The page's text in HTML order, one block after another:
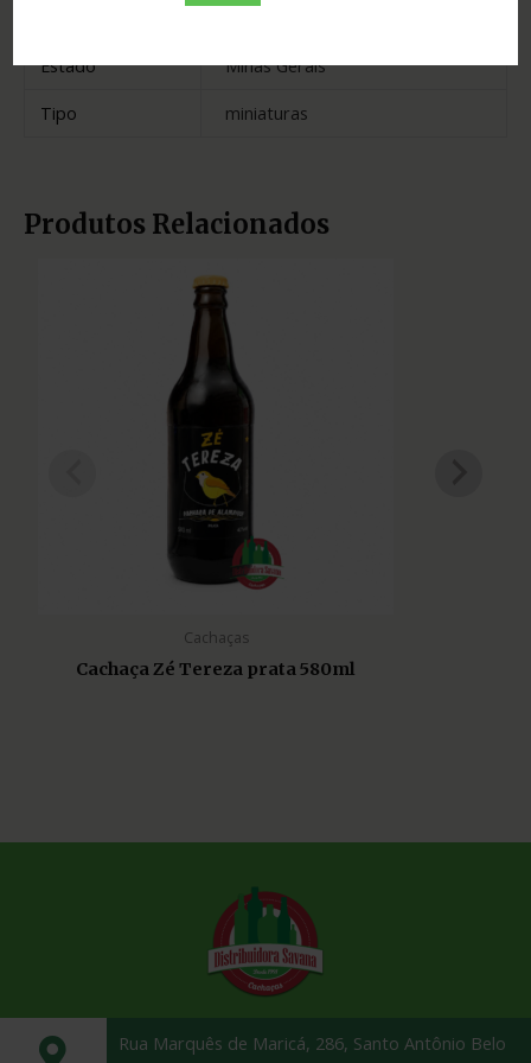
Estado
Minas Gerais
Tipo
miniaturas
Produtos Relacionados
Cachaças
Cachaça Zé Tereza prata 580ml
Rua Marquês de Maricá, 286, Santo Antônio Belo